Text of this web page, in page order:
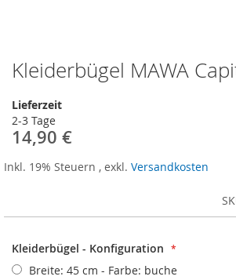
Kleiderbügel MAWA
Lieferzeit
2-3 Tage
14,90 €
Inkl. 19% Steuern , exkl. Versandkosten
Kleiderbügel - Konfiguration
Breite: 45 cm - Farbe: buche
Zum
Anfang
der
Bildergalerie
springen